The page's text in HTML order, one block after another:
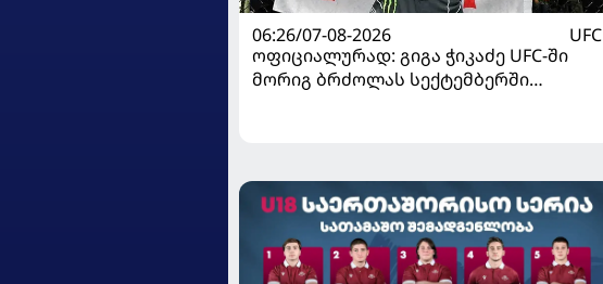
06:26/07-08-2026
UFC
ოფიციალურად: გიგა ჭიკაძე UFC-ში
მორიგ ბრძოლას სექტემბერში